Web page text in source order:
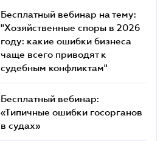
Бесплатный вебинар на тему:
"Хозяйственные споры в 2026
году: какие ошибки бизнеса
чаще всего приводят к
судебным конфликтам"
Бесплатный вебинар:
«Типичные ошибки госорганов
в судах»